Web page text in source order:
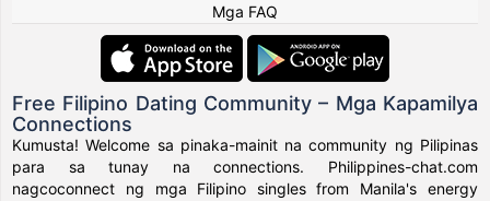
Mga FAQ
Free Filipino Dating Community – Mga Kapamilya
Connections
Kumusta! Welcome sa pinaka-mainit na community ng Pilipinas
para sa tunay na connections. Philippines-chat.com
nagcoconnect ng mga Filipino singles from Manila's energy